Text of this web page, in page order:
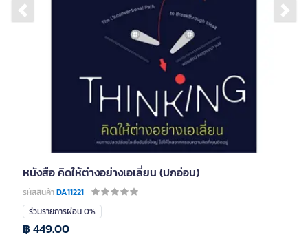
Previous slide
หนังสือ คิดให้ต่างอย่างเอเลี่ยน (ปกอ่อน)
รหัสสินค้าDA11221
ร่วมรายการผ่อน 0%
฿ 449.00